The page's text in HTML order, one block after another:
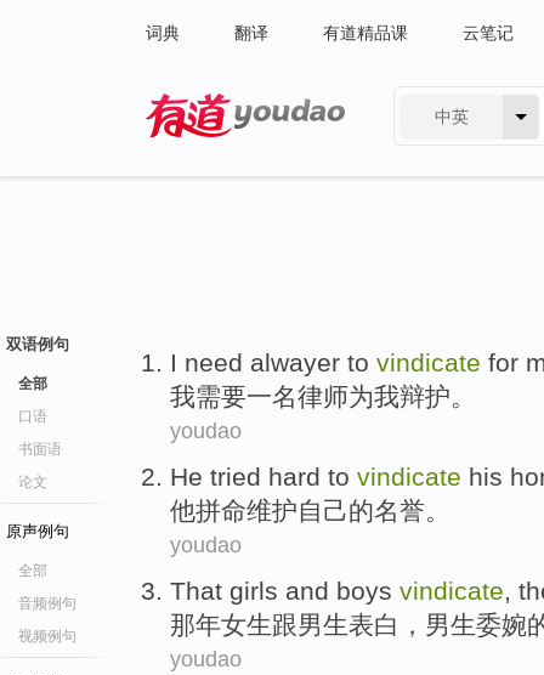
词典 翻译 有道精品课 云笔记
中英
双语例句
全部
口语
书面语
论文
原声例句
全部
音频例句
视频例句
I need alwayer to vindicate for
我需要一名律师为我辩护。
youdao
He tried hard to vindicate his
他拼命维护自己的名誉。
youdao
That girls and boys vindicate ,
那年女生跟男生表白 ，男生委婉
youdao